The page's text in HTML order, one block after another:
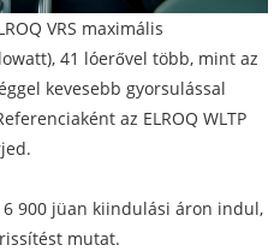
VRS maximális
41 lóerővel több, mint az
kevesebb gyorsulással
az ELROQ WLTP
900 jüan kiindulási áron indul,
mutat.